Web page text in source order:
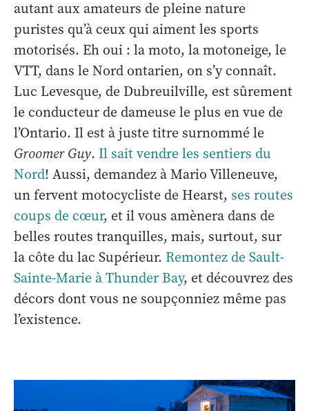
autant aux amateurs de pleine nature
puristes qu’à ceux qui aiment les sports
motorisés. Eh oui : la moto, la motoneige, le
VTT, dans le Nord ontarien, on s’y connaît.
Luc Levesque, de Dubreuilville, est sûrement
le conducteur de dameuse le plus en vue de
l’Ontario. Il est à juste titre surnommé le
Groomer Guy. Il sait vendre les sentiers du
Nord! Aussi, demandez à Mario Villeneuve,
un fervent motocycliste de Hearst, ses routes
coups de cœur, et il vous amènera dans de
belles routes tranquilles, mais, surtout, sur
la côte du lac Supérieur. Remontez de Sault-
Sainte-Marie à Thunder Bay, et découvrez des
décors dont vous ne soupçonniez même pas
l’existence.